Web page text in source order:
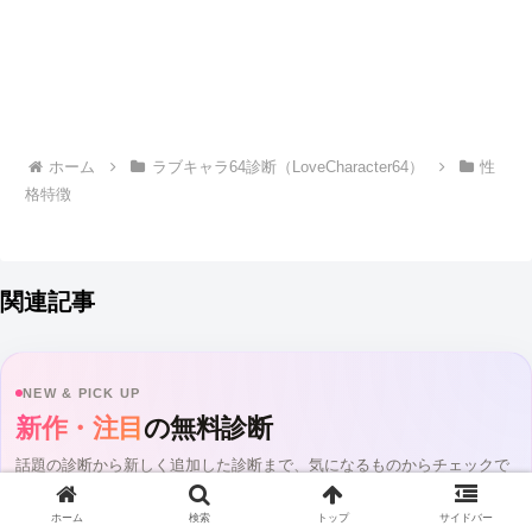
ホーム ラブキャラ64診断（LoveCharacter64）
性
格特徴
関連記事
NEW & PICK UP
新作・注目 の無料診断
話題の診断から新しく追加した診断まで、気になるものからチェックで
きます。
全11診断
ホーム 検索 トップ サイドバー